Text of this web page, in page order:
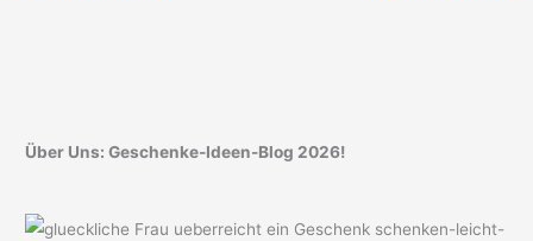
Über Uns: Geschenke-Ideen-Blog 2026!